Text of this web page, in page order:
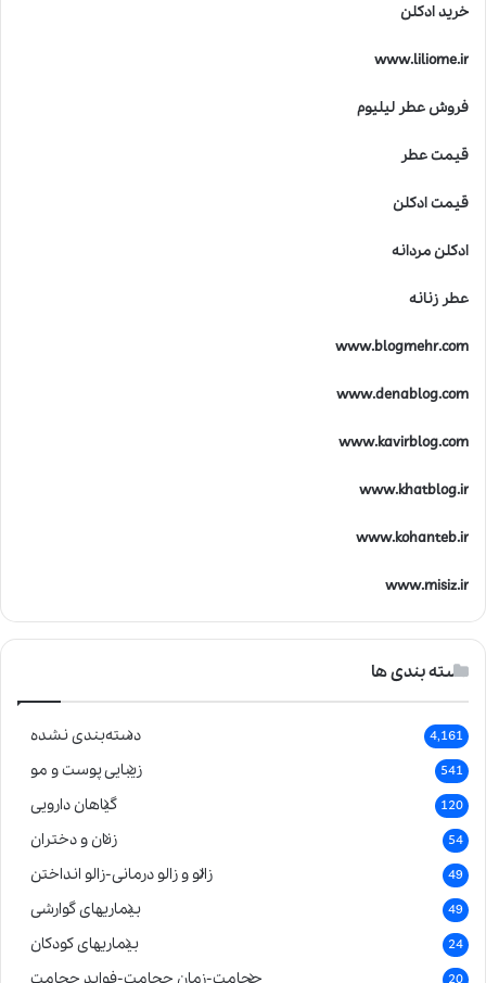
خرید ادکلن
www.liliome.ir
فروش عطر لیلیوم
قیمت عطر
قیمت ادکلن
ادکلن مردانه
عطر زنانه
www.blogmehr.com
www.denablog.com
www.kavirblog.com
www.khatblog.ir
www.kohanteb.ir
www.misiz.ir
دسته بندی ها
دسته‌بندی نشده 4,161
زیبایی پوست و مو 541
گیاهان دارویی 120
زنان و دختران 54
زالو و زالو درمانی-زالو انداختن 49
بیماریهای گوارشی 49
بیماریهای کودکان 24
حجامت-زمان حجامت-فواید حجامت 20